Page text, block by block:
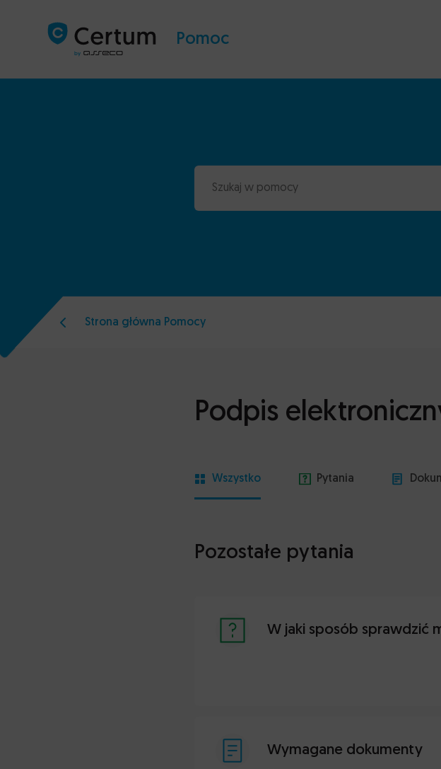
Pomoc
Szukaj w pomocy
Strona główna Pomocy
Podpis
Wszystko Pytania
Pozostałe pytania
W jaki sposób sprawdzić
Wymagane dokumenty